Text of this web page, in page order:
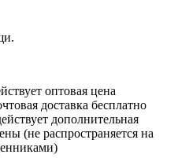
оптовая цена
доставка бесплатно
дополнительная
(не распространяется на